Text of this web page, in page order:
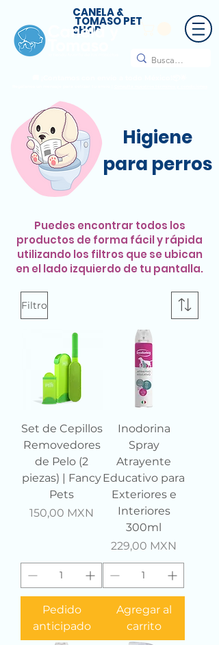
CANELA &
TOMASO PET
SHOP
Higiene
para perros
​Puedes encontrar todos los
productos de forma fácil y rápida
utilizando los filtros que se ubican
en el lado izquierdo de tu pantalla.
Filtro
Set de Cepillos
Removedores
de Pelo (2
piezas) | Fancy
Pets
Precio
150,00 MXN
Pedido
anticipado
Inodorina
Spray
Atrayente
Educativo para
Exteriores e
Interiores
300ml
Precio
229,00 MXN
Agregar al
carrito